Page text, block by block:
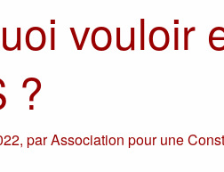
vouloir
?
,parAssociation pour une